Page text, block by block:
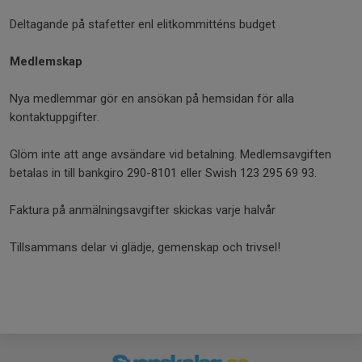
Deltagande på stafetter enl elitkommitténs budget
Medlemskap
Nya medlemmar gör en ansökan på hemsidan för alla
kontaktuppgifter.
Glöm inte att ange avsändare vid betalning. Medlemsavgiften
betalas in till bankgiro 290-8101 eller Swish 123 295 69 93.
Faktura på anmälningsavgifter skickas varje halvår
Tillsammans delar vi glädje, gemenskap och trivsel!